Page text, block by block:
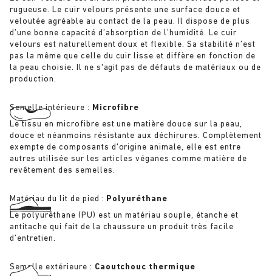
rugueuse. Le cuir velours présente une surface douce et
veloutée agréable au contact de la peau. Il dispose de plus
d’une bonne capacité d’absorption de l’humidité. Le cuir
velours est naturellement doux et flexible. Sa stabilité n’est
pas la même que celle du cuir lisse et diffère en fonction de
la peau choisie. Il ne s'agit pas de défauts de matériaux ou de
production.
Semelle intérieure : Microfibre
Le tissu en microfibre est une matière douce sur la peau,
douce et néanmoins résistante aux déchirures. Complètement
exempte de composants d'origine animale, elle est entre
autres utilisée sur les articles véganes comme matière de
revêtement des semelles.
Matériau du lit de pied : Polyuréthane
Le polyuréthane (PU) est un matériau souple, étanche et
antitache qui fait de la chaussure un produit très facile
d’entretien.
Semelle extérieure : Caoutchouc thermique